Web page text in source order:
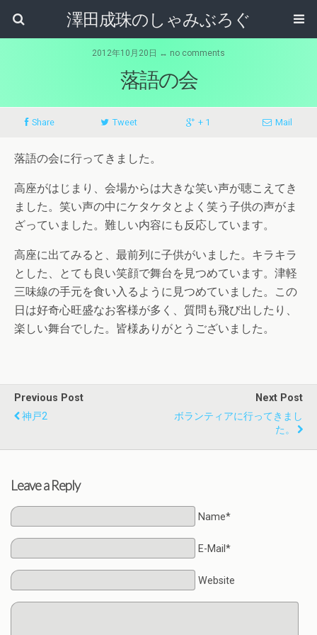
澤田成珠のしゃみぶろぐ
2012年10月20日 ↔ no comments
落語の会
Share Tweet + 1 Mail
落語の会に行ってきました。
高座がはじまり、会場からは大きな笑い声が聴こえてき
ました。笑い声の中にケタケタとよく笑う子供の声がま
ざっていました。難しい内容にも反応しています。
高座に出てみると、最前列に子供がいました。キラキラ
とした、とても良い笑顔で舞台を見つめています。津軽
三味線の手元を食い入るように見つめていました。この
日は好奇心旺盛なお客様が多く、質問も飛び出したり、
楽しい舞台でした。皆様ありがとうございました。
Previous Post
神戸2
Next Post
ボランティアに行ってきまし
た。
Leave a Reply
Name*
E-Mail*
Website